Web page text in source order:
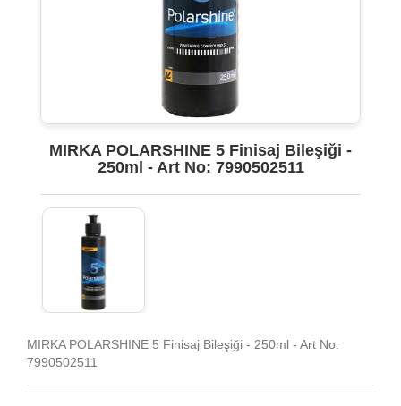
MIRKA POLARSHINE 5 Finisaj Bileşiği -
250ml - Art No: 7990502511
MIRKA POLARSHINE 5 Finisaj Bileşiği - 250ml - Art No:
7990502511